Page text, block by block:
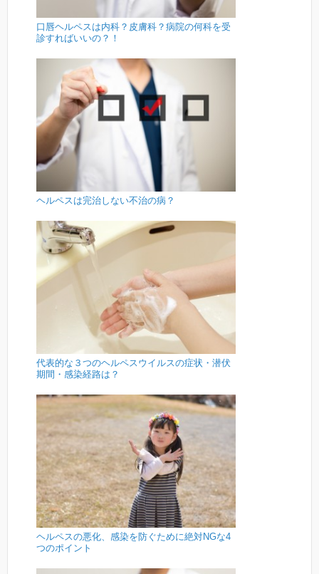
口唇ヘルペスは内科？皮膚科？病院の何科を受
診すればいいの？！
ヘルペスは完治しない不治の病？
代表的な３つのヘルペスウイルスの症状・潜伏
期間・感染経路は？
ヘルペスの悪化、感染を防ぐために絶対NGな4
つのポイント